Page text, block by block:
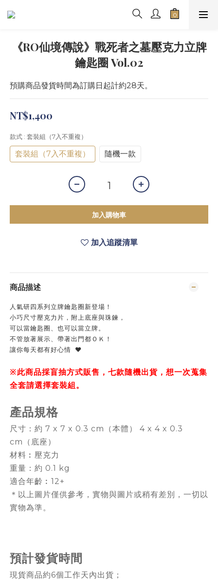
《RO仙境傳說》戰死者之墓壓克力立牌
鑰匙圈 Vol.02
預購商品發貨時間為訂購日起計約28天。
NT$1,400
款式 : 套裝組（7入不重複）
套裝組（7入不重複） 隨機一款
加入購物車
加入追蹤清單
商品描述
人氣研四系列立牌鑰匙圈新登場！
小巧尺寸壓克力片，附上底座與珠鍊，
可以當鑰匙圈、也可以當立牌。
不管放著展示、帶著出門都ＯＫ！
讓你每天都有好心情 ♥
※此商品採盲抽方式販售，七款隨機出貨，想一次蒐集
全套請選擇套裝組。
產品規格
尺寸：約 7 x 7 x 0.3 cm（本體） 4 x 4 x 0.3
cm（底座）
材料︰壓克力
重量：約 0.1 kg
適合年齡︰12+
＊以上圖片僅供參考，實物與圖片或稍有差別，一切以
實物為準。
預計發貨時間
現貨商品約6個工作天內出貨；